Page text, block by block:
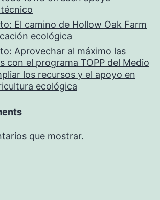
El camino de Hollow Oak Farm
ecológica
Aprovechar al máximo las
con el programa TOPP del Medio
los recursos y el apoyo en
ecológica
que mostrar.